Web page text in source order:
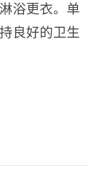
浴更衣。单
良好的卫生